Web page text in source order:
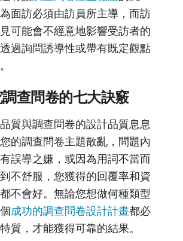
面訪必須由訪員所主導，而訪
可能會不經意地影響受訪者的
過詢問誘導性或帶有既定觀點
查問卷的七大訣竅
質與調查問卷的設計品質息息
的調查問卷主題散亂，問題內
誤導之嫌，或因為用詞不當而
不舒服，您獲得的回覆率和資
不會好。無論您想做何種類型
成功的調查問卷設計計畫都必
質，才能獲得可靠的結果。